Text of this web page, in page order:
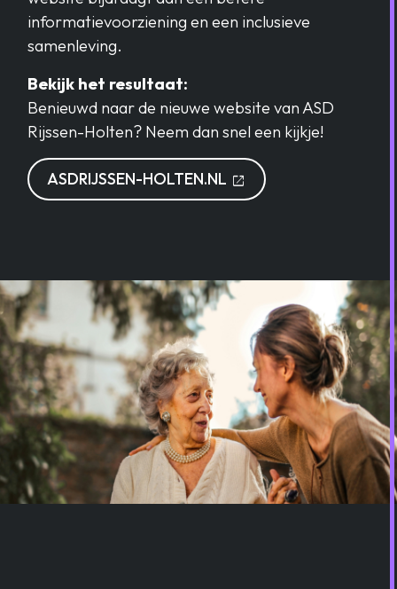
informatievoorziening en een inclusieve
samenleving.
Bekijk het resultaat:
Benieuwd naar de nieuwe website van ASD
Rijssen-Holten? Neem dan snel een kijkje!
ASDRIJSSEN-HOLTEN.NL open_in_new OPENT IN EEN